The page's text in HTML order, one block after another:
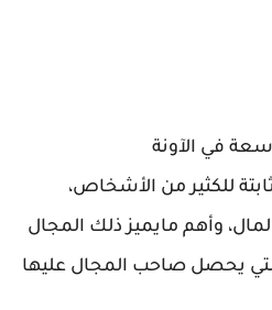
في الآونة
للكثير من الأشخاص،
وأهم مايميز ذلك المجال
التي يحصل صاحب المجال عليها